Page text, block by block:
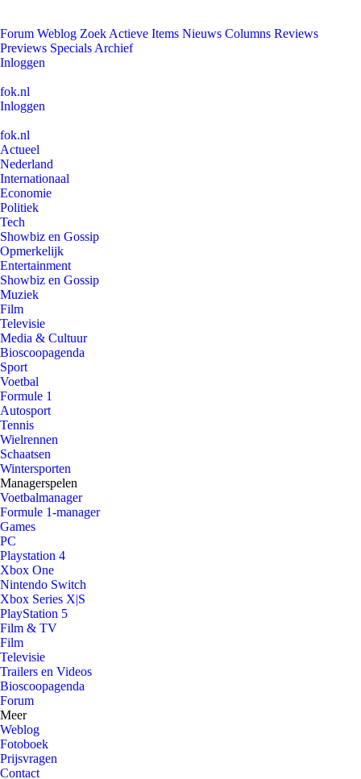
Forum Weblog Zoek Actieve Items Nieuws Columns Reviews
Previews Specials Archief
Inloggen
fok.nl
Inloggen
fok.nl
Actueel
Nederland
Internationaal
Economie
Politiek
Tech
Showbiz en Gossip
Opmerkelijk
Entertainment
Showbiz en Gossip
Muziek
Film
Televisie
Media & Cultuur
Bioscoopagenda
Sport
Voetbal
Formule 1
Autosport
Tennis
Wielrennen
Schaatsen
Wintersporten
Managerspelen
Voetbalmanager
Formule 1-manager
Games
PC
Playstation 4
Xbox One
Nintendo Switch
Xbox Series X|S
PlayStation 5
Film & TV
Film
Televisie
Trailers en Videos
Bioscoopagenda
Forum
Meer
Weblog
Fotoboek
Prijsvragen
Contact